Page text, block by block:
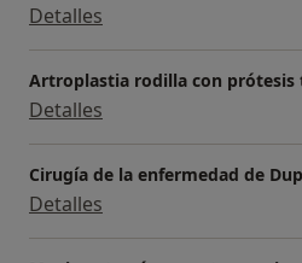
Detalles
Artroplastia rodilla con prótesis
Detalles
Cirugía de la enfermedad de
Detalles